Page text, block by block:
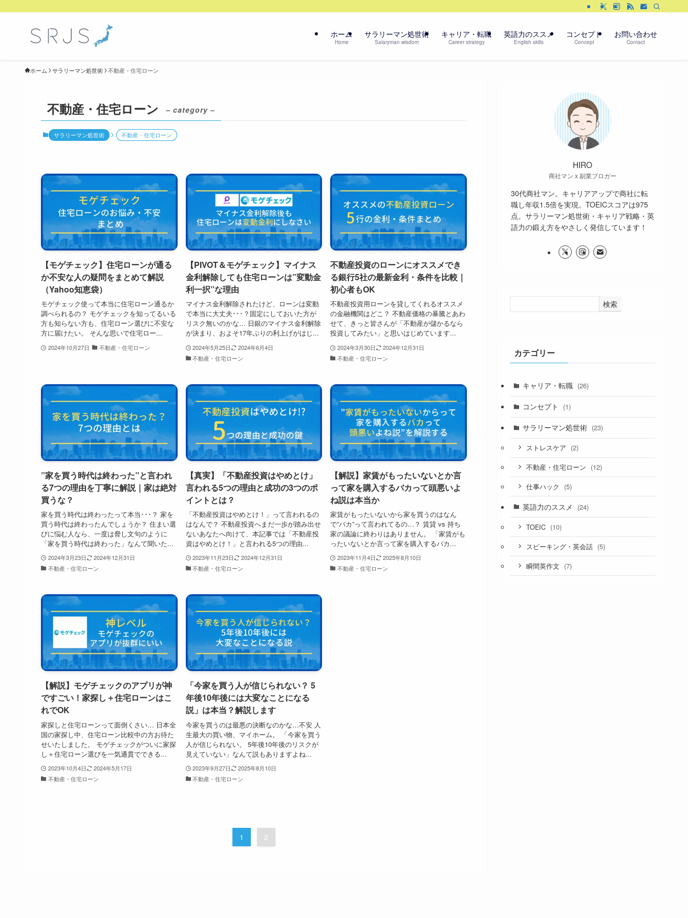
ホーム
Home
サラリーマン処世術
Salaryman wisdom
キャリア・転職
Career strategy
英語力のススメ
English skills
コンセプト
Concept
お問い合わせ
Contact
ホーム サラリーマン処世術 不動産・住宅ローン
不動産・住宅ローン – category –
サラリーマン処世術 不動産・住宅ローン
【モゲチェック】住宅ローンが通る
か不安な人の疑問をまとめて解説
（Yahoo知恵袋）
モゲチェック使って本当に住宅ローン通るか
調べられるの？ モゲチェックを知ってるいる
方も知らない方も、住宅ローン選びに不安な
方に届けたい。 そんな思いで住宅ロー...
2024年10月27日 不動産・住宅ローン
【PIVOT＆モゲチェック】マイナス
金利解除しても住宅ローンは”変動金
利一択”な理由
マイナス金利解除されたけど、ローンは変動
で本当に大丈夫･･･？固定にしておいた方が
リスク無いのかな… 日銀のマイナス金利解除
が決まり、およそ17年ぶりの利上げがはじ...
2024年5月25日
2024年6月4日
不動産・住宅ローン
不動産投資のローンにオススメでき
る銀行5社の最新金利・条件を比較｜
初心者もOK
不動産投資用ローンを貸してくれるオススメ
の金融機関はどこ？ 不動産価格の暴騰とあわ
せて、きっと皆さんが「不動産が儲かるなら
投資してみたい」と思いはじめています...
2024年3月30日
2024年12月31日
不動産・住宅ローン
”家を買う時代は終わった”と言われ
る7つの理由を丁寧に解説｜家は絶対
買うな？
家を買う時代は終わったって本当･･･？ 家を
買う時代は終わったんでしょうか？ 住まい選
びに悩む人なら、一度は脅し文句のように
「家を買う時代は終わった」なんて聞いた...
2024年3月23日
2024年12月31日
不動産・住宅ローン
【真実】「不動産投資はやめとけ」
言われる5つの理由と成功の3つのポ
イントとは？
「不動産投資はやめとけ！」って言われるの
はなんで？ 不動産投資へまだ一歩が踏み出せ
ないあなたへ向けて、本記事では「不動産投
資はやめとけ！」と言われる5つの理由...
2023年11月23日
2024年12月31日
不動産・住宅ローン
【解説】家賃がもったいないとか言
って家を購入するバカって頭悪いよ
ね説は本当か
家賃がもったいないから家を買うのはなん
で”バカ”って言われてるの…？ 賃貸 vs 持ち
家の議論に終わりはありません。 「​​家賃がも
ったいないとか言って家を購入するバカ...
2023年11月4日
2025年8月10日
不動産・住宅ローン
【解説】モゲチェックのアプリが神
ですごい！家探し＋住宅ローンはこ
れでOK
家探しと住宅ローンって面倒くさい… 日本全
国の家探し中、住宅ローン比較中の方お待た
せいたしました。 モゲチェックがついに家探
し＋住宅ローン選びを一気通貫でできる...
2023年10月4日
2024年5月17日
不動産・住宅ローン
「今家を買う人が信じられない？ 5
年後10年後には大変なことになる
説」は本当？解説します
今家を買うのは最悪の決断なのかな…不安 人
生最大の買い物、マイホーム。 「今家を買う
人が信じられない。 5年後10年後のリスクが
見えていない」なんて説もありますよね...
2023年9月27日
2025年8月10日
不動産・住宅ローン
1 2
HIRO
商社マン x 副業ブロガー
30代商社マン。キャリアアップで商社に転
職し年収1.5倍を実現。TOEICスコアは975
点。サラリーマン処世術・キャリア戦略・英
語力の鍛え方をやさしく発信しています！
検索
カテゴリー
キャリア・転職 (26)
コンセプト (1)
サラリーマン処世術 (23)
ストレスケア (2)
不動産・住宅ローン (12)
仕事ハック (5)
英語力のススメ (24)
TOEIC (10)
スピーキング・英会話 (5)
瞬間英作文 (7)